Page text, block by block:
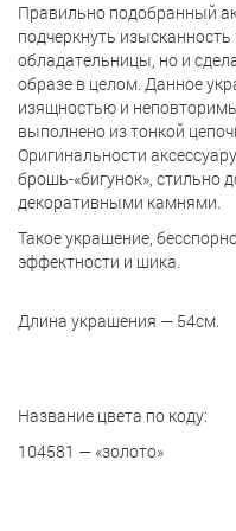
Правильно подобранный
подчеркнуть
обладательницы, но и
образе в целом. Данное
изящностью и
выполнено из тонкой
Оригинальности
брошь-«бигунок», стильно
декоративными камнями.
Такое украшение,
эффектности и шика.
Длина украшения — 54см.
Название цвета по коду:
104581 — «золото»